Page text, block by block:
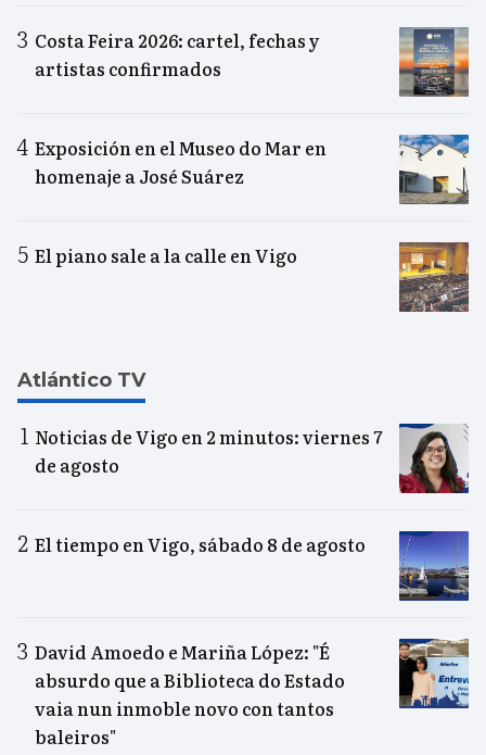
Costa Feira 2026: cartel, fechas y
artistas confirmados
Exposición en el Museo do Mar en
homenaje a José Suárez
El piano sale a la calle en Vigo
Atlántico TV
Noticias de Vigo en 2 minutos: viernes 7
de agosto
El tiempo en Vigo, sábado 8 de agosto
David Amoedo e Mariña López: "É
absurdo que a Biblioteca do Estado
vaia nun inmoble novo con tantos
baleiros"